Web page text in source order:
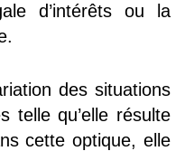
d’intérêts ou la
des situations
telle qu’elle résulte
cette optique, elle